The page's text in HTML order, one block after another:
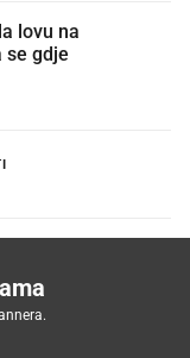
lovu na
se gdje